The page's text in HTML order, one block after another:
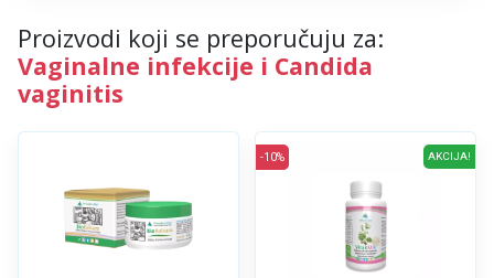
Proizvodi koji se preporučuju za:
Vaginalne infekcije i Candida
vaginitis
-10% AKCIJA!